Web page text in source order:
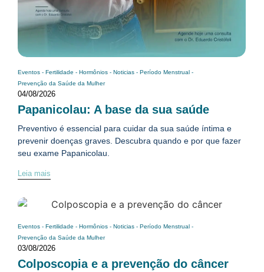
Eventos - Fertilidade - Hormônios - Noticias - Período Menstrual -
Prevenção da Saúde da Mulher
04/08/2026
Papanicolau: A base da sua saúde
Preventivo é essencial para cuidar da sua saúde íntima e
prevenir doenças graves. Descubra quando e por que fazer
seu exame Papanicolau.
Leia mais
Eventos - Fertilidade - Hormônios - Noticias - Período Menstrual -
Prevenção da Saúde da Mulher
03/08/2026
Colposcopia e a prevenção do câncer